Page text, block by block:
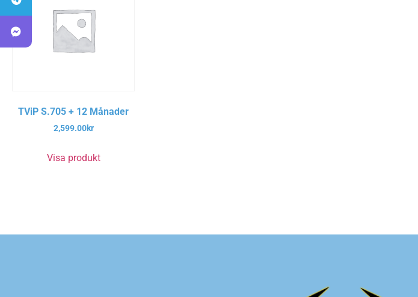
TViP S.705 + 12 Månader
2,599.00kr
Visa produkt